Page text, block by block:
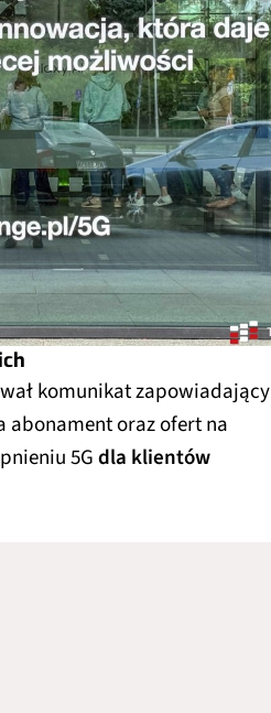
komunikat zapowiadający
abonament oraz ofert na
5Gdla klientów